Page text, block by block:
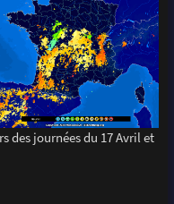
des journées du 17 Avril et